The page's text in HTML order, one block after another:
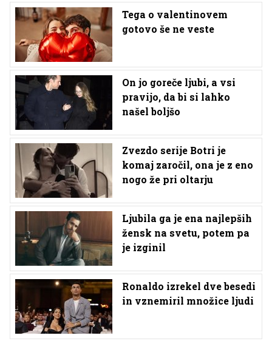
Tega o valentinovem
gotovo še ne veste
On jo goreče ljubi, a vsi
pravijo, da bi si lahko
našel boljšo
Zvezdo serije Botri je
komaj zaročil, ona je z eno
nogo že pri oltarju
Ljubila ga je ena najlepših
žensk na svetu, potem pa
je izginil
Ronaldo izrekel dve besedi
in vznemiril množice ljudi